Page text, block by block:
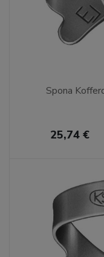
Spona
25,74 €